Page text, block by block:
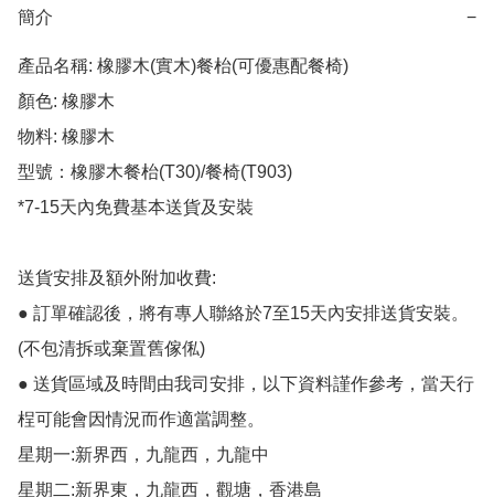
簡介 −
產品名稱: 橡膠木(實木)餐枱(可優惠配餐椅)
顏色: 橡膠木
物料: 橡膠木
型號：橡膠木餐枱(T30)/餐椅(T903)
*7-15天內免費基本送貨及安裝
送貨安排及額外附加收費:
● 訂單確認後，將有專人聯絡於7至15天內安排送貨安裝。
(不包清拆或棄置舊傢俬)
● 送貨區域及時間由我司安排，以下資料謹作參考，當天行
桯可能會因情況而作適當調整。
星期一:新界西，九龍西，九龍中
星期二:新界東，九龍西，觀塘，香港島